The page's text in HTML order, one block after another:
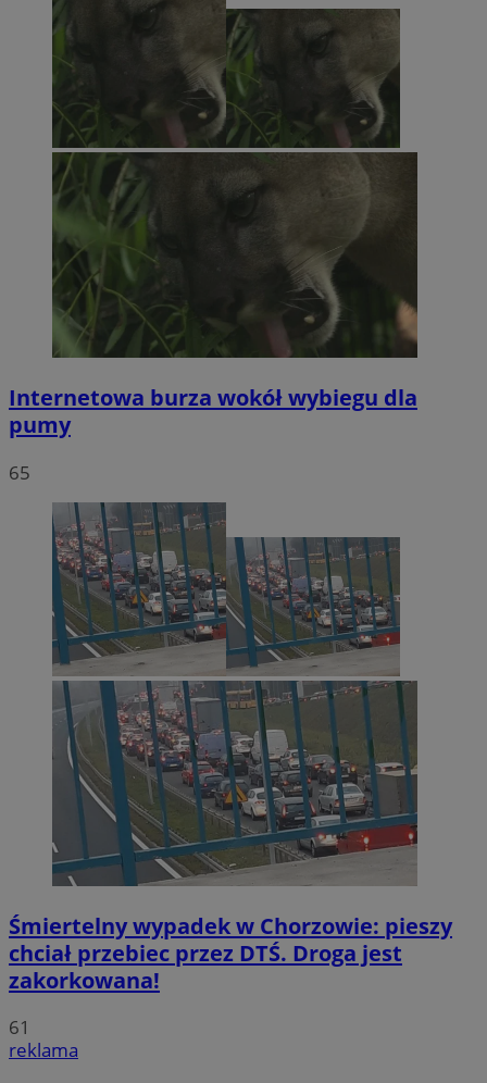
Internetowa burza wokół wybiegu dla
pumy
65
Śmiertelny wypadek w Chorzowie: pieszy
chciał przebiec przez DTŚ. Droga jest
zakorkowana!
61
reklama